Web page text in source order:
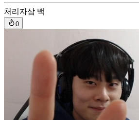
처리자삼 백
0